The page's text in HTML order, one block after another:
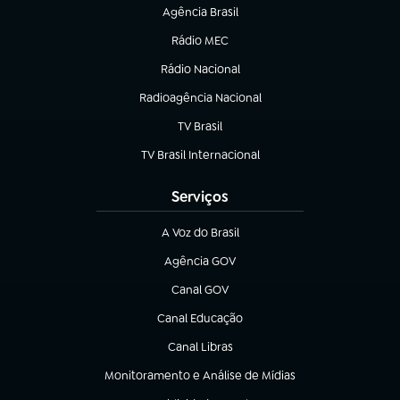
Agência Brasil
(abre em nova aba)
Rádio MEC
(abre em nova aba)
Rádio Nacional
Radioagência Nacional
(abre em nova aba)
TV Brasil
(abre em nova aba)
TV Brasil Internacional
(abre em nova aba)
Serviços
A Voz do Brasil
(abre em nova aba)
Agência GOV
(abre em nova aba)
Canal GOV
(abre em nova aba)
Canal Educação
(abre em nova aba)
Canal Libras
(abre em nova aba)
Monitoramento e Análise de Mídias
(abre em nova aba)